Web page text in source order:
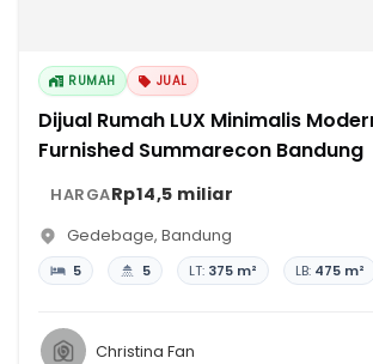
RUMAH JUAL
Dijual Rumah LUX Minimalis
Furnished Summarecon Bandung
HARGARp14,5 miliar
Gedebage, Bandung
5 5 LT: 375 m² LB: 475 m²
Christina Fan